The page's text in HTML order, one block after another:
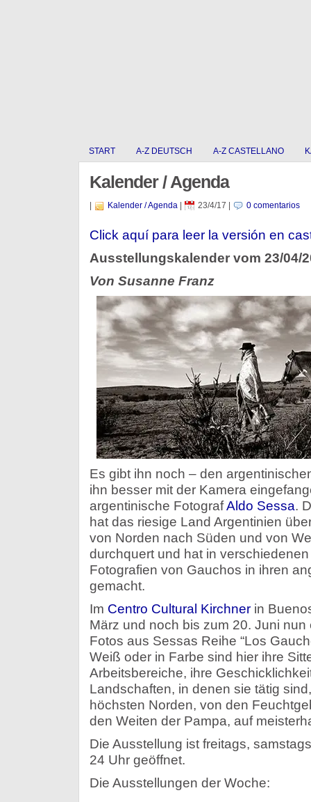
START A-Z DEUTSCH A-Z CASTELLANO
Kalender / Agenda
Kalender / Agenda| 23/4/17 0 comentarios
Click aquí para leer la versión en
Ausstellungskalender vom 23/04/
Von Susanne Franz
Es gibt ihn noch – den
ihn besser mit der Kamera
argentinische FotografAldo Sessa.
hat das riesige Land Argentinien
von Norden nach Süden und von
durchquert und hat in
Fotografien von Gauchos in ihren
gemacht.
Im Centro Cultural Kirchnerin
März und noch bis zum 20. Juni
Fotos aus Sessas Reihe “Los
Weiß oder in Farbe sind hier ihre
Arbeitsbereiche, ihre
Landschaften, in denen sie tätig
höchsten Norden, von den
den Weiten der Pampa, auf
Die Ausstellung ist freitags,
24 Uhr geöffnet.
Die Ausstellungen der Woche: